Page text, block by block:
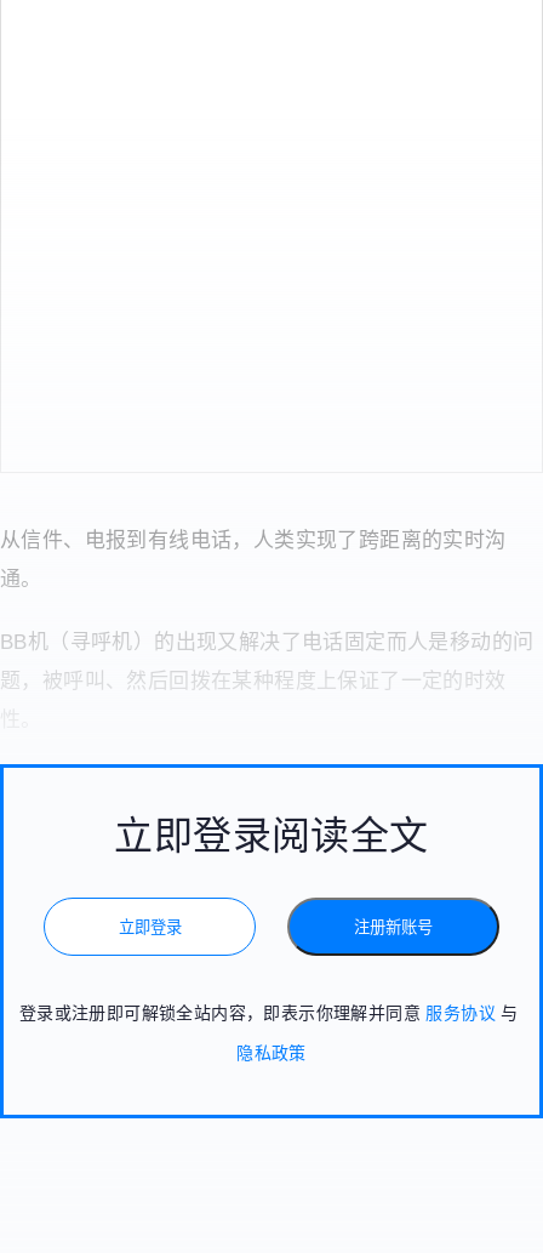
从信件、电报到有线电话，人类实现了跨距离的实时沟
通。
BB机（寻呼机）的出现又解决了电话固定而人是移动的问
题，被呼叫、然后回拨在某种程度上保证了一定的时效
立即登录阅读全文
立即登录 注册新账号
登录或注册即可解锁全站内容，即表示你理解并同意 服务协议 与
隐私政策